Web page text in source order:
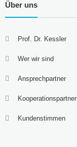
Über uns
Prof. Dr. Kessler
Wer wir sind
Ansprechpartner
Kooperationspartner
Kundenstimmen